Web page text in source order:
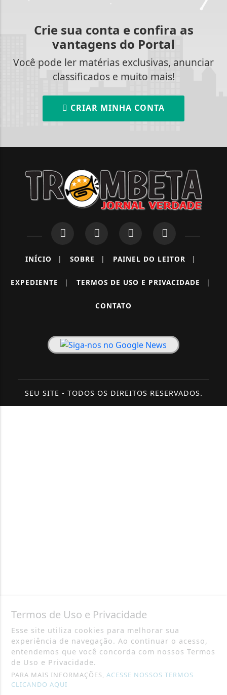
Crie sua conta e confira as
vantagens do Portal
Você pode ler matérias exclusivas, anunciar
classificados e muito mais!
CRIAR MINHA CONTA
INÍCIO | SOBRE | PAINEL DO LEITOR |
EXPEDIENTE | TERMOS DE USO E PRIVACIDADE |
CONTATO
SEU SITE - TODOS OS DIREITOS RESERVADOS.
Termos de Uso e Privacidade
Esse site utiliza cookies para melhorar sua
experiência de navegação. Ao continuar o acesso,
entendemos que você concorda com nossos Termos
de Uso e Privacidade.
PARA MAIS INFORMAÇÕES,ACESSE NOSSOS TERMOS
CLICANDO AQUI